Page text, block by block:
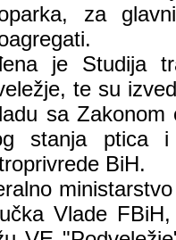
za
je Studija
te su
sa
stanja ptica
BiH.
Vlade